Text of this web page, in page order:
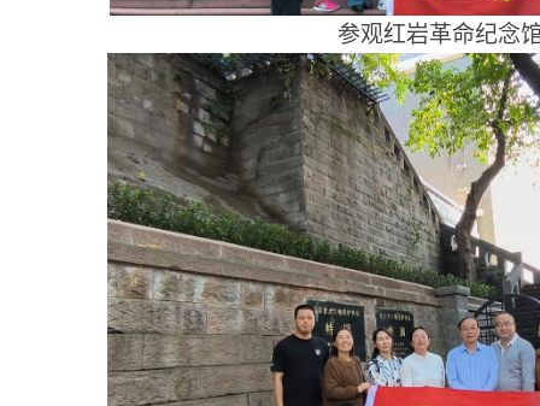
参观红岩革命纪念